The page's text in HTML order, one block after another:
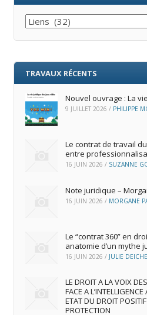
Catégories
TRAVAUX RÉCENTS
Nouvel ouvrage : La
9 JUILLET 2026 / PHILIPPE
Le contrat de travail
entre
16 JUIN 2026 / SUZANNE
Note juridique –
16 JUIN 2026 / MORGANE
Le “contrat 360” en
anatomie d’un mythe
16 JUIN 2026 / JULIE
LE DROIT A LA VOIX
FACE A
ETAT DU DROIT
PROTECTION